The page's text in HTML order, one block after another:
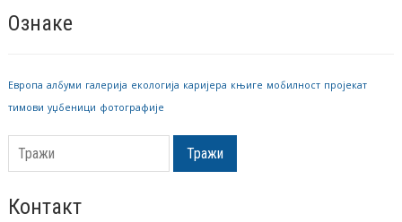
Ознаке
Европа албуми галерија екологија каријера књиге мобилност пројекат
тимови уџбеници фотографије
Тражи
Контакт